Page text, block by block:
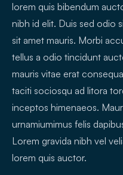
lorem quis bibendum
nibh id elit. Duis sed odio
sit amet mauris. Morbi
tellus a odio tincidunt
mauris vitae erat
taciti sociosqu ad litora
inceptos himenaeos.
urnamiumimus felis
Lorem gravida nibh vel
lorem quis auctor.